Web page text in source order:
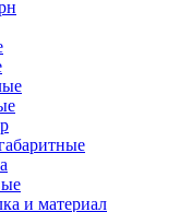
и материал